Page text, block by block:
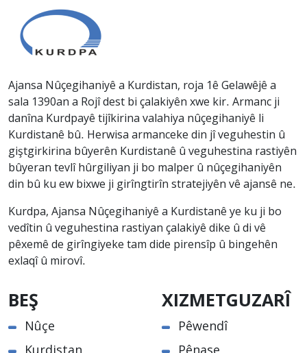
Ajansa Nûçegihaniyê a Kurdistan, roja 1ê Gelawêjê a
sala 1390an a Rojî dest bi çalakiyên xwe kir. Armanc ji
danîna Kurdpayê tijîkirina valahiya nûçegihaniyê li
Kurdistanê bû. Herwisa armanceke din jî veguhestin û
giştgirkirina bûyerên Kurdistanê û veguhestina rastiyên
bûyeran tevlî hûrgiliyan ji bo malper û nûçegihaniyên
din bû ku ew bixwe ji girîngtirîn stratejiyên vê ajansê ne.
Kurdpa, Ajansa Nûçegihaniyê a Kurdistanê ye ku ji bo
vedîtin û veguhestina rastiyan çalakiyê dike û di vê
pêxemê de girîngiyeke tam dide pirensîp û bingehên
exlaqî û mirovî.
BEŞ
Nûçe
XIZMETGUZARÎ
Pêwendî